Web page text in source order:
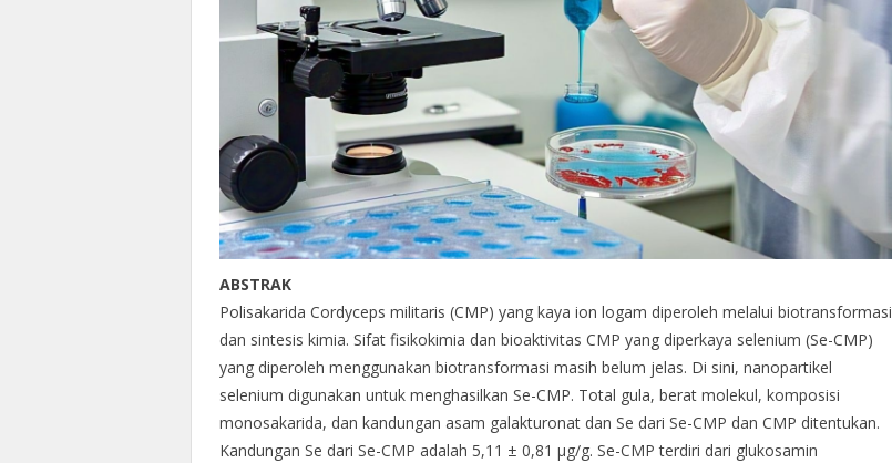
ABSTRAK
Polisakarida Cordyceps militaris (CMP) yang kaya ion logam diperoleh melalui biotransformasi
dan sintesis kimia. Sifat fisikokimia dan bioaktivitas CMP yang diperkaya selenium (Se-CMP)
yang diperoleh menggunakan biotransformasi masih belum jelas. Di sini, nanopartikel
selenium digunakan untuk menghasilkan Se-CMP. Total gula, berat molekul, komposisi
monosakarida, dan kandungan asam galakturonat dan Se dari Se-CMP dan CMP ditentukan.
Kandungan Se dari Se-CMP adalah 5,11 ± 0,81 μg/g. Se-CMP terdiri dari glukosamin